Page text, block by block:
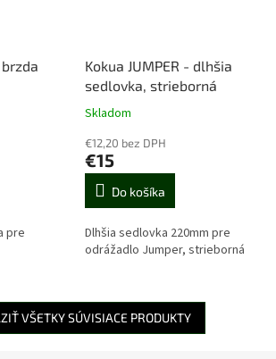
brzda
pre
Kokua JUMPER - dlhšia
sedlovka, strieborná
Skladom
€12,20 bez DPH
€15
Do košíka
Dlhšia sedlovka 220mm pre
odrážadlo Jumper, strieborná
VŠETKY SÚVISIACE PRODUKTY